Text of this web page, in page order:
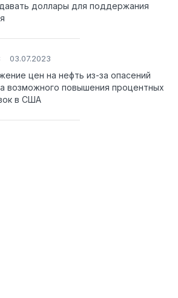
доллары для поддержания
03.07.2023
цен на нефть из-за опасений
возможного повышения процентных
в США